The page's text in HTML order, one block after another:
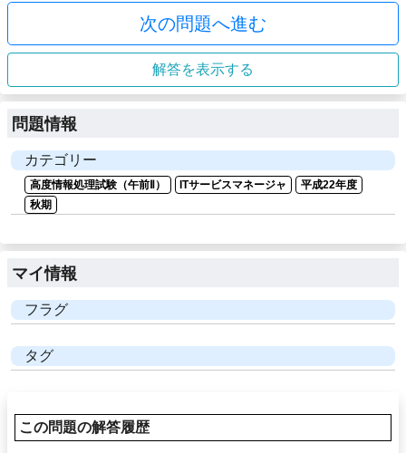
次の問題へ進む
解答を表示する
問題情報
カテゴリー
高度情報処理試験（午前Ⅱ） ITサービスマネージャ
平成22年度
秋期
マイ情報
フラグ
タグ
この問題の解答履歴